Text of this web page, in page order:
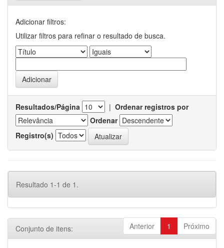
Adicionar filtros:
Utilizar filtros para refinar o resultado de busca.
Resultados/Página | Ordenar registros por
Ordenar
Registro(s)
Resultado 1-1 de 1.
Anterior 1 Próximo
Conjunto de itens: